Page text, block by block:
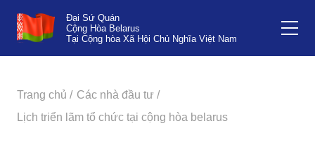
Đại Sứ Quán
Cộng Hòa Belarus
Tại Cộng hòa Xã Hội Chủ Nghĩa Việt Nam
Trang chủ / Các nhà đầu tư /
Lịch triển lãm tổ chức tại cộng hòa belarus